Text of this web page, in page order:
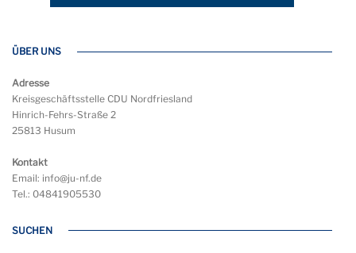
ÜBER UNS
Adresse
Kreisgeschäftsstelle CDU Nordfriesland
Hinrich-Fehrs-Straße 2
25813 Husum
Kontakt
Email: info@ju-nf.de
Tel.: 04841905530
SUCHEN